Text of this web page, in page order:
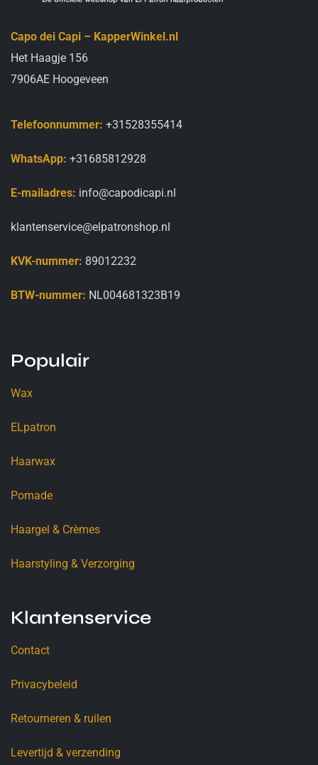
Capo dei Capi – KapperWinkel.nl
Het Haagje 156
7906AE Hoogeveen
Telefoonnummer: +31528355414
WhatsApp: +31685812928
E-mailadres: info@capodicapi.nl
klantenservice@elpatronshop.nl
KVK-nummer: 89012232
BTW-nummer: NL004681323B19
Populair
Wax
ELpatron
Haarwax
Pomade
Haargel & Crèmes
Haarstyling & Verzorging
Klantenservice
Contact
Privacybeleid
Retourneren & ruilen
Levertijd & verzending